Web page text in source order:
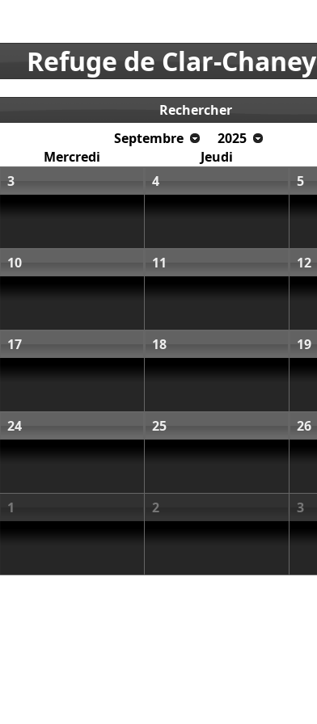
Refuge de Clar-Chaney
Rechercher
Septembre
2025
Mercredi Jeudi
3 4 5
10 11 12
17 18 19
24 25 26
1 2 3